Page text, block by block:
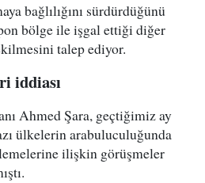
bağlılığını sürdürdüğünü
bölge ile işgal ettiği diğer
talep ediyor.
iddiası
Ahmed Şara, geçtiğimiz ay
ülkelerin arabuluculuğunda
ilişkin görüşmeler